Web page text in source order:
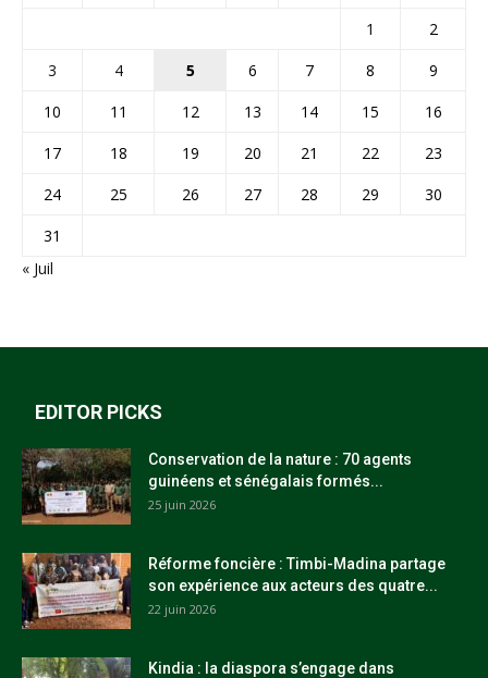
1
2
3
4 5 6 7 8
9
10
11 12 13 14 15
16
17
18 19 20 21 22
23
24
25 26 27 28 29
30
31
« Juil
EDITOR PICKS
Conservation de la nature : 70 agents
guinéens et sénégalais formés...
25 juin 2026
Réforme foncière : Timbi-Madina partage
son expérience aux acteurs des quatre...
22 juin 2026
Kindia : la diaspora s’engage dans